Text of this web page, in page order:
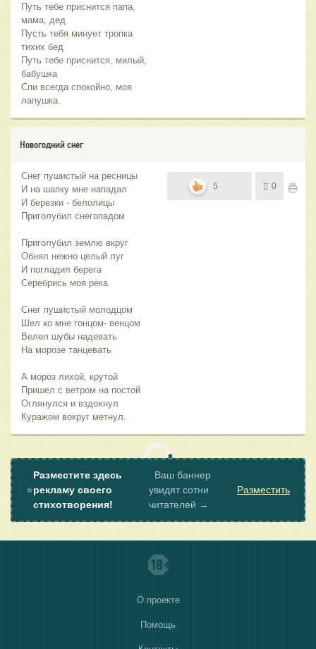
Путь тебе приснится папа,
мама, дед
Пусть тебя минует тропка
тихих бед
Путь тебе приснится, милый,
бабушка
Спи всегда спокойно, моя
лапушка.
Новогодний снег
Снег пушистый на ресницы
И на шапку мне нападал
И березки - белолицы
Приголубил снегопадом
Приголубил землю вкруг
Обнял нежно целый луг
И погладил берега
Серебрись моя река
Снег пушистый молодцом
Шел ко мне гонцом- венцом
Велел шубы надевать
На морозе танцевать
А мороз лихой, крутой
Пришел с ветром на постой
Оглянулся и вздохнул
Куражом вокруг метнул.
5 0
⭐
Разместите здесь
рекламу своего
стихотворения!
Ваш баннер
увидят сотни
читателей →
Разместить
О проекте
Помощь